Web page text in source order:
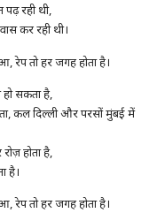
पढ़ रही थी,
कर रही थी।
तो हर जगह होता है।
हो सकता है,
कल दिल्ली और परसों मुंबई में
होता है,
है।
तो हर जगह होता है।